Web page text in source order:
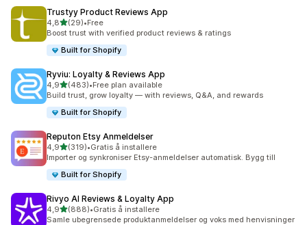
Trustyy Product Reviews App
4,8av 5 stjerner
(29)
Totalt 29 omtaler
•Free
Boost trust with verified product reviews & ratings
Built for Shopify
Ryviu: Loyalty & Reviews App
4,9av 5 stjerner
(483)
Totalt 483 omtaler
•Free plan available
Build trust, grow loyalty — with reviews, Q&A, and rewards
Built for Shopify
Reputon Etsy Anmeldelser
4,9av 5 stjerner
(319)
Totalt 319 omtaler
•Gratis å installere
Importer og synkroniser Etsy-anmeldelser automatisk. Bygg till
Built for Shopify
Rivyo AI Reviews & Loyalty App
4,9av 5 stjerner
(888)
Totalt 888 omtaler
•Gratis å installere
Samle ubegrensede produktanmeldelser og voks med henvisninger